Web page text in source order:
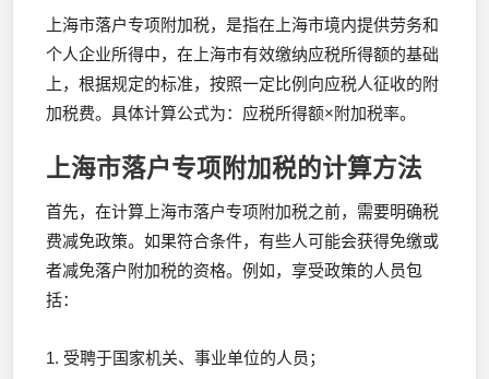
上海市落户专项附加税，是指在上海市境内提供劳务和
个人企业所得中，在上海市有效缴纳应税所得额的基础
上，根据规定的标准，按照一定比例向应税人征收的附
加税费。具体计算公式为：应税所得额×附加税率。
上海市落户专项附加税的计算方法
首先，在计算上海市落户专项附加税之前，需要明确税
费减免政策。如果符合条件，有些人可能会获得免缴或
者减免落户附加税的资格。例如，享受政策的人员包
括：
1. 受聘于国家机关、事业单位的人员；